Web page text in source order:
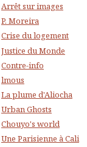
Arrêt sur images
P. Moreira
Crise du logement
Justice du Monde
Contre-info
lmous
La plume d'Aliocha
Urban Ghosts
Chouyo's world
Une Parisienne à Cali